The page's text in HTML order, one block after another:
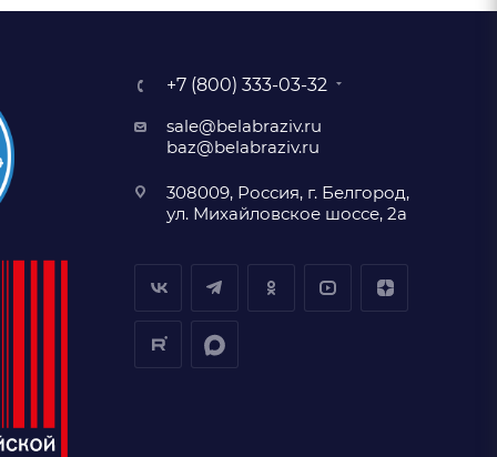
+7 (800) 333-03-32
sale@belabraziv.ru
baz@belabraziv.ru
308009, Россия, г. Белгород,
ул. Михайловское шоссе, 2а